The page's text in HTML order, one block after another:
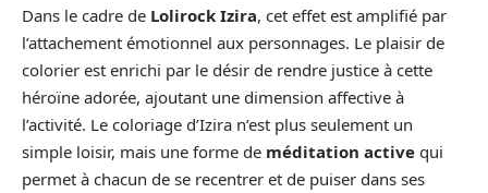
Dans le cadre de Lolirock Izira, cet effet est amplifié par
l’attachement émotionnel aux personnages. Le plaisir de
colorier est enrichi par le désir de rendre justice à cette
héroïne adorée, ajoutant une dimension affective à
l’activité. Le coloriage d’Izira n’est plus seulement un
simple loisir, mais une forme de méditation active qui
permet à chacun de se recentrer et de puiser dans ses